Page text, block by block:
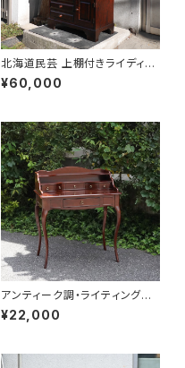
北海道民芸 上棚付きライディン
グビューロー
¥60,000
アンティーク調・ライティングデ
スク
¥22,000